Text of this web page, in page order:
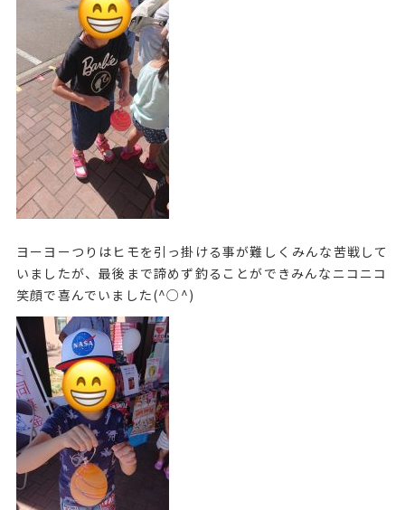
ヨーヨーつりはヒモを引っ掛ける事が難しくみんな苦戦して
いましたが、最後まで諦めず釣ることができみんなニコニコ
笑顔で喜んでいました(^○^)